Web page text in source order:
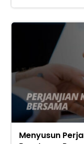
Menyusun